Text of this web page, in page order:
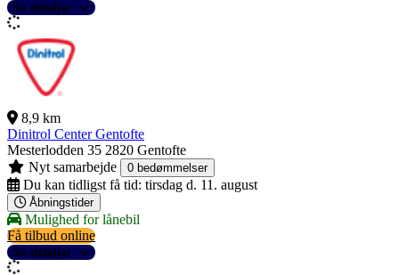
Se detaljer
8,9 km
Dinitrol Center Gentofte
Mesterlodden 35 2820 Gentofte
Nyt samarbejde
0 bedømmelser
Du kan tidligst få tid: tirsdag d. 11. august
Åbningstider
Mulighed for lånebil
Få tilbud online
Se detaljer